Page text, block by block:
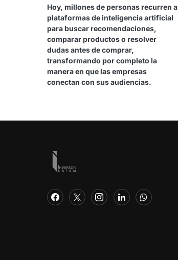
Hoy, millones de personas recurren a
plataformas de inteligencia artificial
para buscar recomendaciones,
comparar productos o resolver
dudas antes de comprar,
transformando por completo la
manera en que las empresas
conectan con sus audiencias.